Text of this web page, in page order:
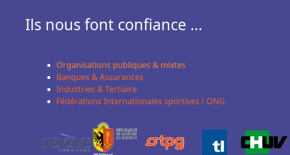
Ils nous font confiance ...
Organisations publiques & mixtes
Banques & Assurances
Industries & Tertiaire
Fédérations Internationales sportives / ONG